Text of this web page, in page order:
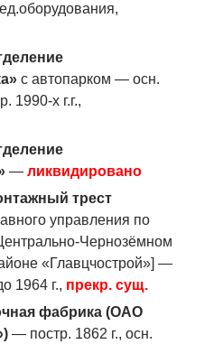
с автопарком — осн.
1990-х г.г.,
— ликвидировано
трест
управления по
Чернозёмном
«Главцчострой»] —
1964 г., прекр. сущ.
фабрика (ОАО
— постр. 1862 г., осн.